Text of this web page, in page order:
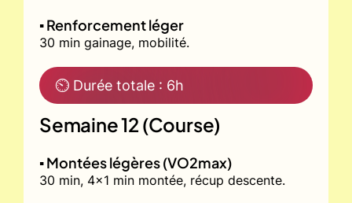
▪️ Renforcement léger
30 min gainage, mobilité.
⏲ Durée totale : 6h
Semaine 12 (Course)
▪️ Montées légères (VO2max)
30 min, 4x1 min montée, récup descente.